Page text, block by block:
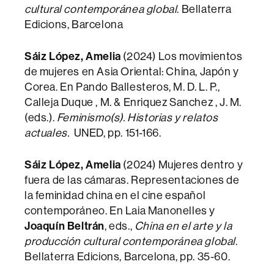
cultural contemporánea global. Bellaterra
Edicions, Barcelona
Sáiz López, Amelia (2024) Los movimientos
de mujeres en Asia Oriental: China, Japón y
Corea. En Pando Ballesteros, M. D. L. P.,
Calleja Duque , M. & Enriquez Sanchez , J. M.
(eds.). Feminismo(s). Historias y relatos
actuales. UNED, pp. 151-166.
Sáiz López, Amelia (2024) Mujeres dentro y
fuera de las cámaras. Representaciones de
la feminidad china en el cine español
contemporáneo. En Laia Manonelles y
Joaquín Beltrán, eds., China en el arte y la
producción cultural contemporánea global.
Bellaterra Edicions, Barcelona, pp. 35-60.